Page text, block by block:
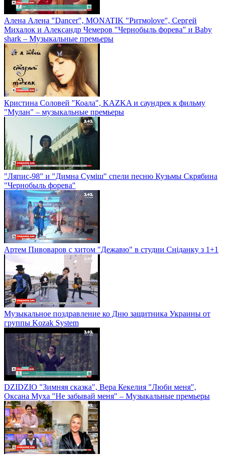
Алена Алена "Dancer", MONATIK "Ритмоlove", Сергей
Михалок и Александр Чемеров "Чернобыль форева" и Baby
shark – Музыкальные премьеры
Кристина Соловей "Коала", KAZKA и саундрек к фильму
"Мулан" – музыкальные премьеры
"Ляпис-98" и "Димна Суміш" спели песню Кузьмы Скрябина
"Чернобыль форева"
Артем Пивоваров с хитом "Дежавю" в студии Сніданку з 1+1
Музыкальное поздравление ко Дню защитника Украины от
группы Kozak System
DZIDZIO "Зимняя сказка", Вера Кекелия "Люби меня",
Оксана Муха "Не забывай меня" – Музыкальные премьеры